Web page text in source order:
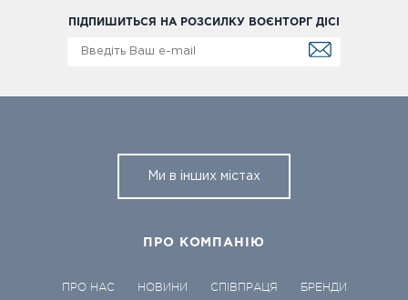
ПІДПИШИТЬСЯ НА РОЗСИЛКУ ВОЄНТОРГ ДІСІ
Ми в інших містах
ПРО КОМПАНІЮ
ПРО НАС НОВИНИ СПІВПРАЦЯ
БРЕНДИ